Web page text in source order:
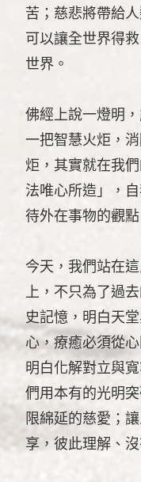
苦；慈悲將帶給
可以讓全世界得
世界。
佛經上說一燈明
一把智慧火炬，
炬，其實就在我
法唯心所造」，
待外在事物的觀點
今天，我們站在
上，不只為了過
史記憶，明白天
心，療癒必須從
明白化解對立與
們用本有的光明
限綿延的慈愛；
享，彼此理解、沒